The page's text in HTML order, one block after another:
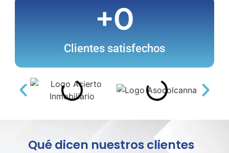
Clientes satisfechos
+0
Qué dicen nuestros clientes